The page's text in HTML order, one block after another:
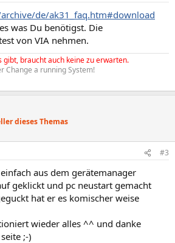
de/ak31_faq.htm#download
was Du benötigst. Die
von VIA nehmen.
gibt, braucht auch keine zu erwarten.
Change a running System!
dieses Themas
#3
aus dem gerätemanager
geklickt und pc neustart gemacht
hat er es komischer weise
wieder alles ^^ und danke
;-)